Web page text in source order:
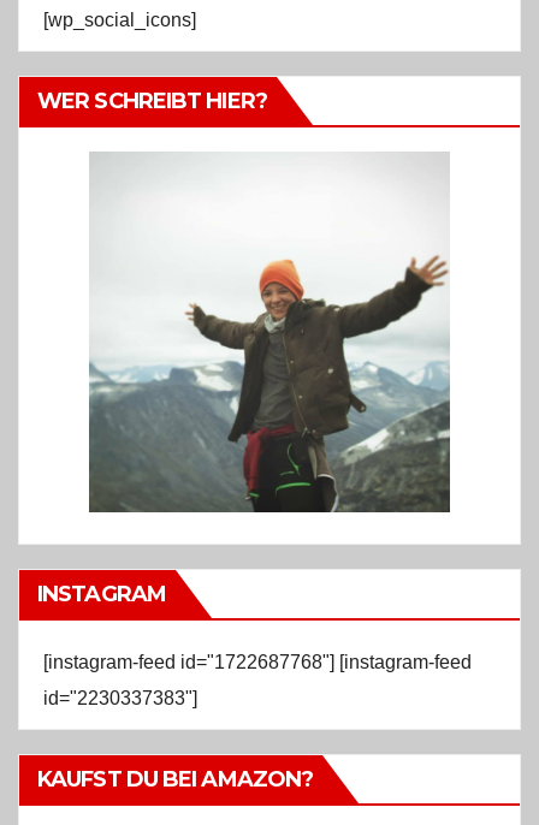
[wp_social_icons]
WER SCHREIBT HIER?
INSTAGRAM
[instagram-feed id="1722687768"] [instagram-feed
id="2230337383"]
KAUFST DU BEI AMAZON?